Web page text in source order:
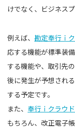
けでなく、ビジネス
例えば、 勘定奉行ｉ
応する機能が標準装
する機能や、取引先
後に発生が予想され
する予定です。
また、 奉行ｉクラウ
もちろん、改正電子